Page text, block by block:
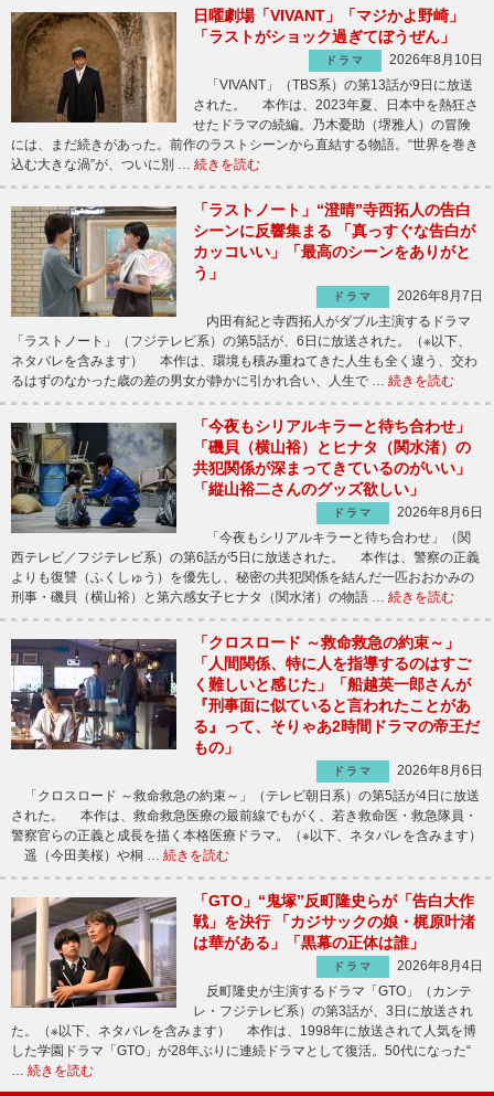
日曜劇場「VIVANT」「マジかよ野崎」
「ラストがショック過ぎてぼうぜん」
ドラマ
2026年8月10日
「VIVANT」（TBS系）の第13話が9日に放送
された。 本作は、2023年夏、日本中を熱狂さ
せたドラマの続編。乃木憂助（堺雅人）の冒険
には、まだ続きがあった。前作のラストシーンから直結する物語。“世界を巻き
込む大きな渦”が、ついに別 … 続きを読む
「ラストノート」“澄晴”寺西拓人の告白
シーンに反響集まる 「真っすぐな告白が
カッコいい」「最高のシーンをありがと
う」
ドラマ
2026年8月7日
内田有紀と寺西拓人がダブル主演するドラマ
「ラストノート」（フジテレビ系）の第5話が、6日に放送された。（※以下、
ネタバレを含みます） 本作は、環境も積み重ねてきた人生も全く違う、交わ
るはずのなかった歳の差の男女が静かに引かれ合い、人生で … 続きを読む
「今夜もシリアルキラーと待ち合わせ」
「磯貝（横山裕）とヒナタ（関水渚）の
共犯関係が深まってきているのがいい」
「縦山裕二さんのグッズ欲しい」
ドラマ
2026年8月6日
「今夜もシリアルキラーと待ち合わせ」（関
西テレビ／フジテレビ系）の第6話が5日に放送された。 本作は、警察の正義
よりも復讐（ふくしゅう）を優先し、秘密の共犯関係を結んだ一匹おおかみの
刑事・磯貝（横山裕）と第六感女子ヒナタ（関水渚）の物語 … 続きを読む
「クロスロード ～救命救急の約束～」
「人間関係、特に人を指導するのはすご
く難しいと感じた」「船越英一郎さんが
『刑事面に似ていると言われたことがあ
る』って、そりゃあ2時間ドラマの帝王だ
もの」
ドラマ
2026年8月6日
「クロスロード ～救命救急の約束～」（テレビ朝日系）の第5話が4日に放送
された。 本作は、救命救急医療の最前線でもがく、若き救命医・救急隊員・
警察官らの正義と成長を描く本格医療ドラマ。（※以下、ネタバレを含みます）
遥（今田美桜）や桐 … 続きを読む
「GTO」“鬼塚”反町隆史らが「告白大作
戦」を決行 「カジサックの娘・梶原叶渚
は華がある」「黒幕の正体は誰」
ドラマ
2026年8月4日
反町隆史が主演するドラマ「GTO」（カンテ
レ・フジテレビ系）の第3話が、3日に放送され
た。（※以下、ネタバレを含みます） 本作は、1998年に放送されて人気を博
した学園ドラマ「GTO」が28年ぶりに連続ドラマとして復活。50代になった“
続きを読む